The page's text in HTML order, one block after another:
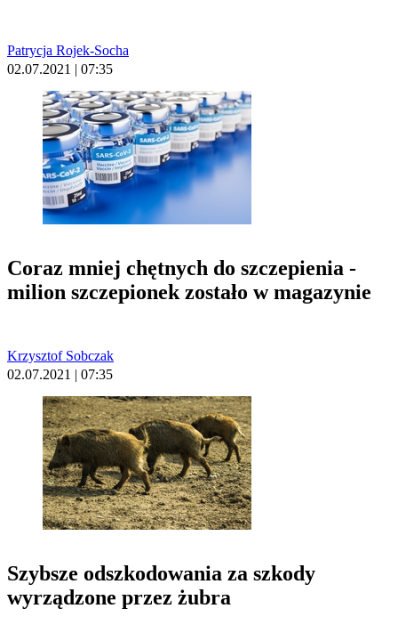
Patrycja Rojek-Socha
02.07.2021 | 07:35
Coraz mniej chętnych do szczepienia -
milion szczepionek zostało w magazynie
Krzysztof Sobczak
02.07.2021 | 07:35
Szybsze odszkodowania za szkody
wyrządzone przez żubra